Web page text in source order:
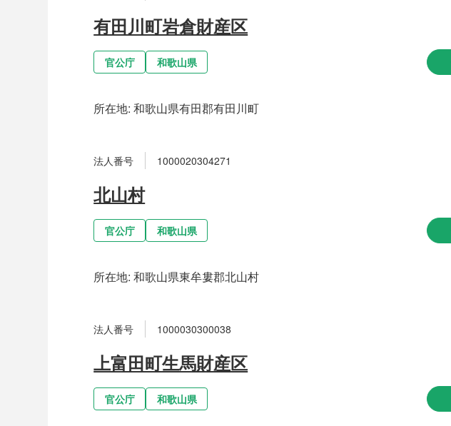
有田川町岩倉財産区
官公庁 和歌山県
所在地:和歌山県有田郡有田川町
法人番号 1000020304271
北山村
官公庁 和歌山県
所在地:和歌山県東牟婁郡北山村
法人番号 1000030300038
上富田町生馬財産区
官公庁 和歌山県